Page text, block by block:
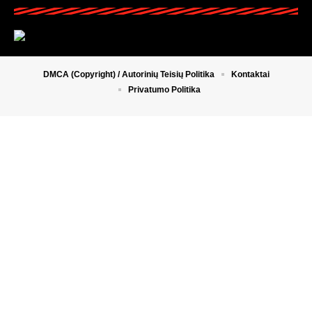
DMCA (Copyright) / Autorinių Teisių Politika
Kontaktai
Privatumo Politika